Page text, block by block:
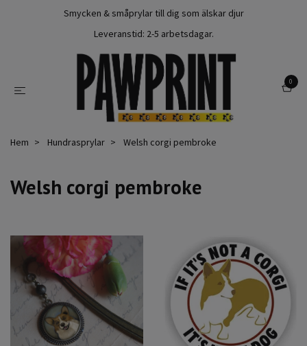
Smycken & småprylar till dig som älskar djur
Leveranstid: 2-5 arbetsdagar.
0
Hem Hundrasprylar Welsh corgi pembroke
Welsh corgi pembroke